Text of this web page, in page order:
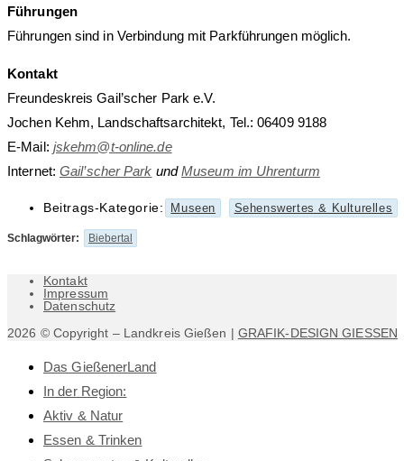
Führungen
Führungen sind in Verbindung mit Parkführungen möglich.
Kontakt
Freundeskreis Gail’scher Park e.V.
Jochen Kehm, Landschaftsarchitekt, Tel.: 06409 9188
E-Mail: jskehm@t-online.de
Internet: Gail’scher Park undMuseum im Uhrenturm
Beitrags-Kategorie: Museen Sehenswertes & Kulturelles
Schlagwörter: Biebertal
Kontakt
Impressum
Datenschutz
2026 © Copyright – Landkreis Gießen | GRAFIK-DESIGN GIESSEN
Das GießenerLand
In der Region:
Aktiv & Natur
Essen & Trinken